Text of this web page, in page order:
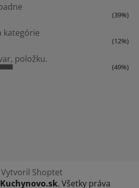
(39%)
kategórie
(12%)
položku.
(49%)
Vytvoril Shoptet
Kuchynovo.sk. Všetky práva